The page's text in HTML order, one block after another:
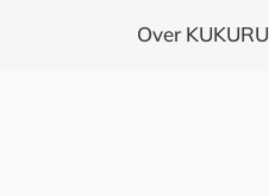
Over KUKURU